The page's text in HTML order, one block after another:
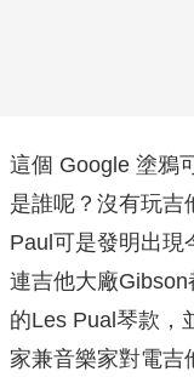
這個 Google 塗鴉
是誰呢？沒有玩吉
Paul可是發明出現
連吉他大廠
的Les Pual琴款，
家兼音樂家對電吉